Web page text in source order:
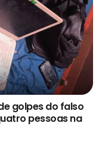
golpes do falso
pessoas na